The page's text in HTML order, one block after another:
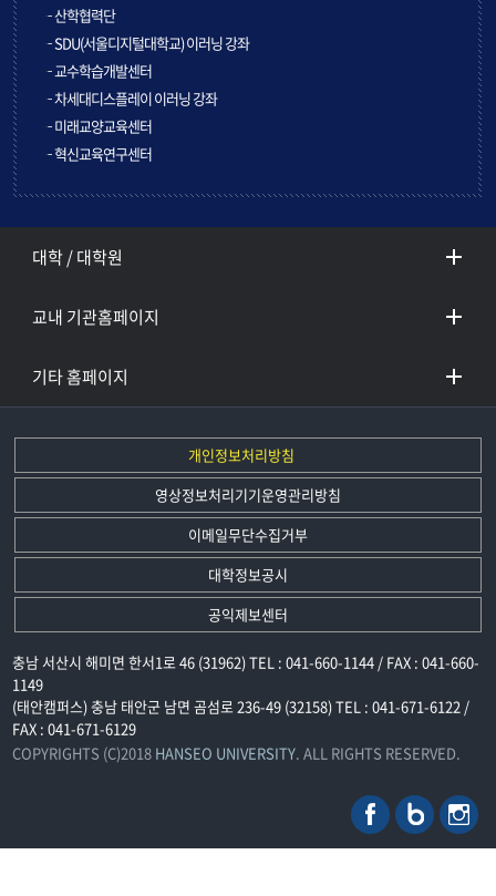
산학협력단
SDU(서울디지털대학교) 이러닝 강좌
교수학습개발센터
차세대디스플레이 이러닝 강좌
미래교양교육센터
혁신교육연구센터
대학 / 대학원
교내 기관홈페이지
기타 홈페이지
개인정보처리방침
영상정보처리기기운영관리방침
이메일무단수집거부
대학정보공시
공익제보센터
충남 서산시 해미면 한서1로 46 (31962) TEL : 041-660-1144 / FAX : 041-660-
1149
(태안캠퍼스) 충남 태안군 남면 곰섬로 236-49 (32158) TEL : 041-671-6122 /
FAX : 041-671-6129
COPYRIGHTS (C)2018 HANSEO UNIVERSITY. ALL RIGHTS RESERVED.